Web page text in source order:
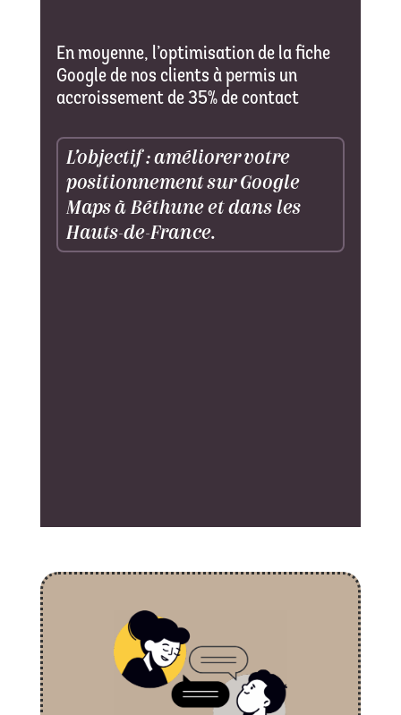
En moyenne, l’optimisation de la fiche
Google de nos clients à permis un
accroissement de 35% de contact
L’objectif : améliorer votre
positionnement sur Google
Maps à Béthune et dans les
Hauts-de-France.